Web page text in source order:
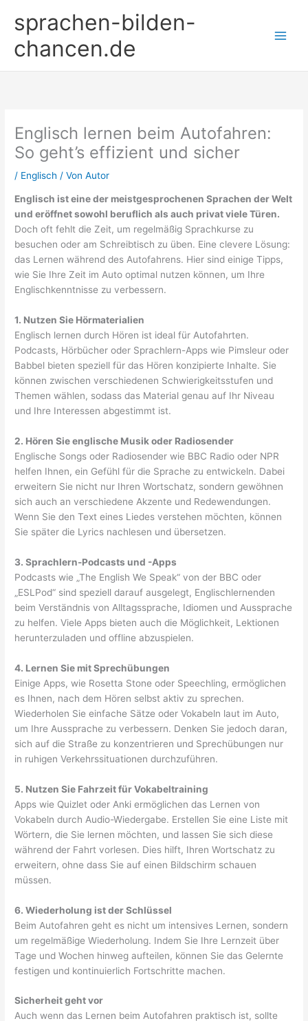
Inhalt
springen
sprachen-bilden-
chancen.de
Englisch lernen beim Autofahren:
So geht’s effizient und sicher
/ Englisch / VonAutor
Englisch ist eine der meistgesprochenen Sprachen der Welt
und eröffnet sowohl beruflich als auch privat viele Türen.
Doch oft fehlt die Zeit, um regelmäßig Sprachkurse zu
besuchen oder am Schreibtisch zu üben. Eine clevere Lösung:
das Lernen während des Autofahrens. Hier sind einige Tipps,
wie Sie Ihre Zeit im Auto optimal nutzen können, um Ihre
Englischkenntnisse zu verbessern.
1. Nutzen Sie Hörmaterialien
Englisch lernen durch Hören ist ideal für Autofahrten.
Podcasts, Hörbücher oder Sprachlern-Apps wie Pimsleur oder
Babbel bieten speziell für das Hören konzipierte Inhalte. Sie
können zwischen verschiedenen Schwierigkeitsstufen und
Themen wählen, sodass das Material genau auf Ihr Niveau
und Ihre Interessen abgestimmt ist.
2. Hören Sie englische Musik oder Radiosender
Englische Songs oder Radiosender wie BBC Radio oder NPR
helfen Ihnen, ein Gefühl für die Sprache zu entwickeln. Dabei
erweitern Sie nicht nur Ihren Wortschatz, sondern gewöhnen
sich auch an verschiedene Akzente und Redewendungen.
Wenn Sie den Text eines Liedes verstehen möchten, können
Sie später die Lyrics nachlesen und übersetzen.
3. Sprachlern-Podcasts und -Apps
Podcasts wie „The English We Speak“ von der BBC oder
„ESLPod“ sind speziell darauf ausgelegt, Englischlernenden
beim Verständnis von Alltagssprache, Idiomen und Aussprache
zu helfen. Viele Apps bieten auch die Möglichkeit, Lektionen
herunterzuladen und offline abzuspielen.
4. Lernen Sie mit Sprechübungen
Einige Apps, wie Rosetta Stone oder Speechling, ermöglichen
es Ihnen, nach dem Hören selbst aktiv zu sprechen.
Wiederholen Sie einfache Sätze oder Vokabeln laut im Auto,
um Ihre Aussprache zu verbessern. Denken Sie jedoch daran,
sich auf die Straße zu konzentrieren und Sprechübungen nur
in ruhigen Verkehrssituationen durchzuführen.
5. Nutzen Sie Fahrzeit für Vokabeltraining
Apps wie Quizlet oder Anki ermöglichen das Lernen von
Vokabeln durch Audio-Wiedergabe. Erstellen Sie eine Liste mit
Wörtern, die Sie lernen möchten, und lassen Sie sich diese
während der Fahrt vorlesen. Dies hilft, Ihren Wortschatz zu
erweitern, ohne dass Sie auf einen Bildschirm schauen
müssen.
6. Wiederholung ist der Schlüssel
Beim Autofahren geht es nicht um intensives Lernen, sondern
um regelmäßige Wiederholung. Indem Sie Ihre Lernzeit über
Tage und Wochen hinweg aufteilen, können Sie das Gelernte
festigen und kontinuierlich Fortschritte machen.
Sicherheit geht vor
Auch wenn das Lernen beim Autofahren praktisch ist, sollte